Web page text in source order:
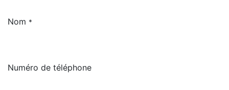
Nom *
Numéro de téléphone